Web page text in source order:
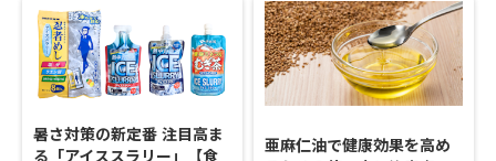
暑さ対策の新定番 注目高ま
る「アイススラリー」【食
亜麻仁油で健康効果を高め